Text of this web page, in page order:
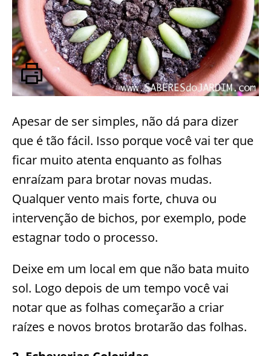
Apesar de ser simples, não dá para dizer
que é tão fácil. Isso porque você vai ter que
ficar muito atenta enquanto as folhas
enraízam para brotar novas mudas.
Qualquer vento mais forte, chuva ou
intervenção de bichos, por exemplo, pode
estagnar todo o processo.
Deixe em um local em que não bata muito
sol. Logo depois de um tempo você vai
notar que as folhas começarão a criar
raízes e novos brotos brotarão das folhas.